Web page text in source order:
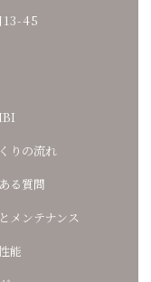
13-45
りの流れ
る質問
メンテナンス
能